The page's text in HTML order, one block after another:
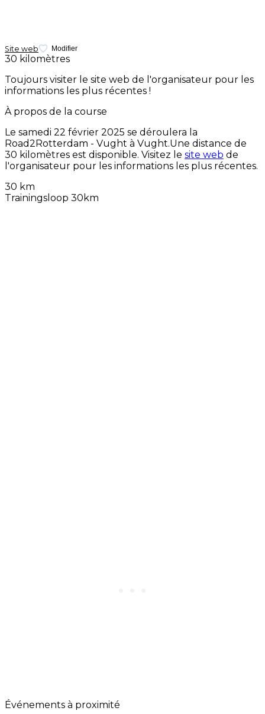
Site web Modifier
30 kilomètres
Toujours visiter le site web de l'organisateur pour les
informations les plus récentes !
À propos de la course
Le samedi 22 février 2025 se déroulera la
Road2Rotterdam - Vught à Vught.Une distance de
30 kilomètres est disponible. Visitez le site web de
l'organisateur pour les informations les plus récentes.
30 km
Trainingsloop 30km
Événements à proximité